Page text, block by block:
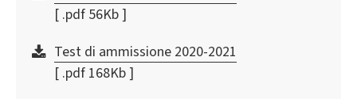
[ .pdf 56Kb ]
Test di ammissione 2020-2021
[ .pdf 168Kb ]